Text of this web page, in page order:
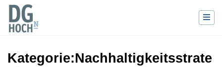
Kategorie:Nachhaltigkeitsstrate